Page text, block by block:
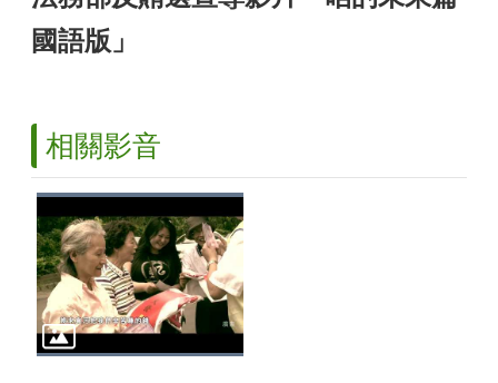
國語版」
相關影音